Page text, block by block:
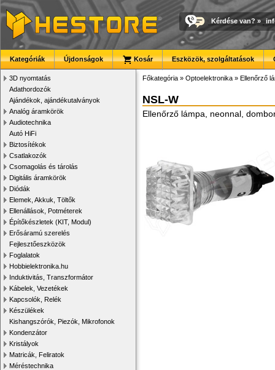
Kérdése van? »
Kategóriák Újdonságok Kosár Eszközök, szolgáltatások
3D nyomtatás
Adathordozók
Ajándékok, ajándékutalványok
Analóg áramkörök
Audiotechnika
Autó HiFi
Biztosítékok
Csatlakozók
Csomagolás és tárolás
Digitális áramkörök
Diódák
Elemek, Akkuk, Töltők
Ellenállások, Potméterek
Építőkészletek (KIT, Modul)
Erősáramú szerelés
Fejlesztőeszközök
Foglalatok
Hobbielektronika.hu
Induktivitás, Transzformátor
Kábelek, Vezetékek
Kapcsolók, Relék
Készülékek
Kishangszórók, Piezók, Mikrofonok
Kondenzátor
Kristályok
Matricák, Feliratok
Méréstechnika
Főkategória » Optoelektronika » Ellenőrző
NSL-W
Ellenőrző lámpa, neonnal,